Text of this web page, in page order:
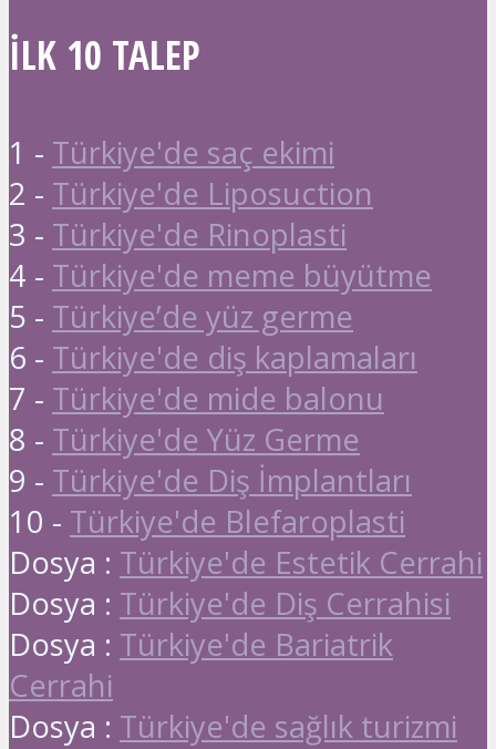
İLK 10 TALEP
1 - Türkiye'de saç ekimi
2 - Türkiye'de Liposuction
3 - Türkiye'de Rinoplasti
4 - Türkiye'de meme büyütme
5 - Türkiye’de yüz germe
6 - Türkiye'de diş kaplamaları
7 - Türkiye'de mide balonu
8 - Türkiye'de Yüz Germe
9 - Türkiye'de Diş İmplantları
10 - Türkiye'de Blefaroplasti
Dosya : Türkiye'de Estetik Cerrahi
Dosya : Türkiye'de Diş Cerrahisi
Dosya : Türkiye'de Bariatrik
Cerrahi
Dosya : Türkiye'de sağlık turizmi